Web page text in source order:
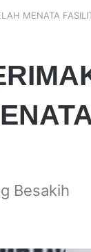
MENATA
Besakih